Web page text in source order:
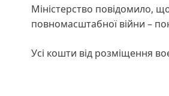
Міністерство повідомило,
повномасштабної війни –
Усі кошти від розміщення